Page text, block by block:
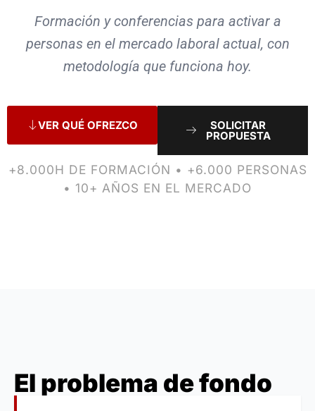
Formación y conferencias para activar a
personas en el mercado laboral actual, con
metodología que funciona hoy.
VER QUÉ OFREZCO SOLICITAR
PROPUESTA
+8.000H DE FORMACIÓN • +6.000 PERSONAS
• 10+ AÑOS EN EL MERCADO
El problema de fondo